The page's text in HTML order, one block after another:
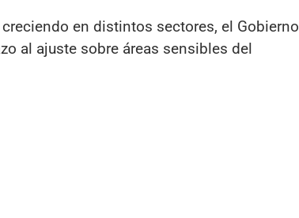
en distintos sectores, el Gobierno
al ajuste sobre áreas sensibles del